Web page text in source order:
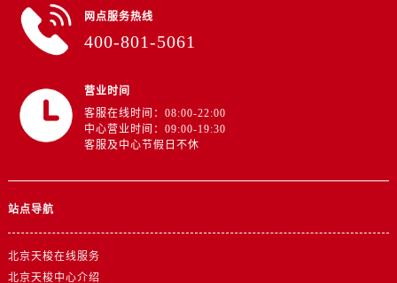
网点服务热线
400-801-5061
营业时间
客服在线时间：08:00-22:00
中心营业时间：09:00-19:30
客服及中心节假日不休
站点导航
北京天梭在线服务
北京天梭中心介绍